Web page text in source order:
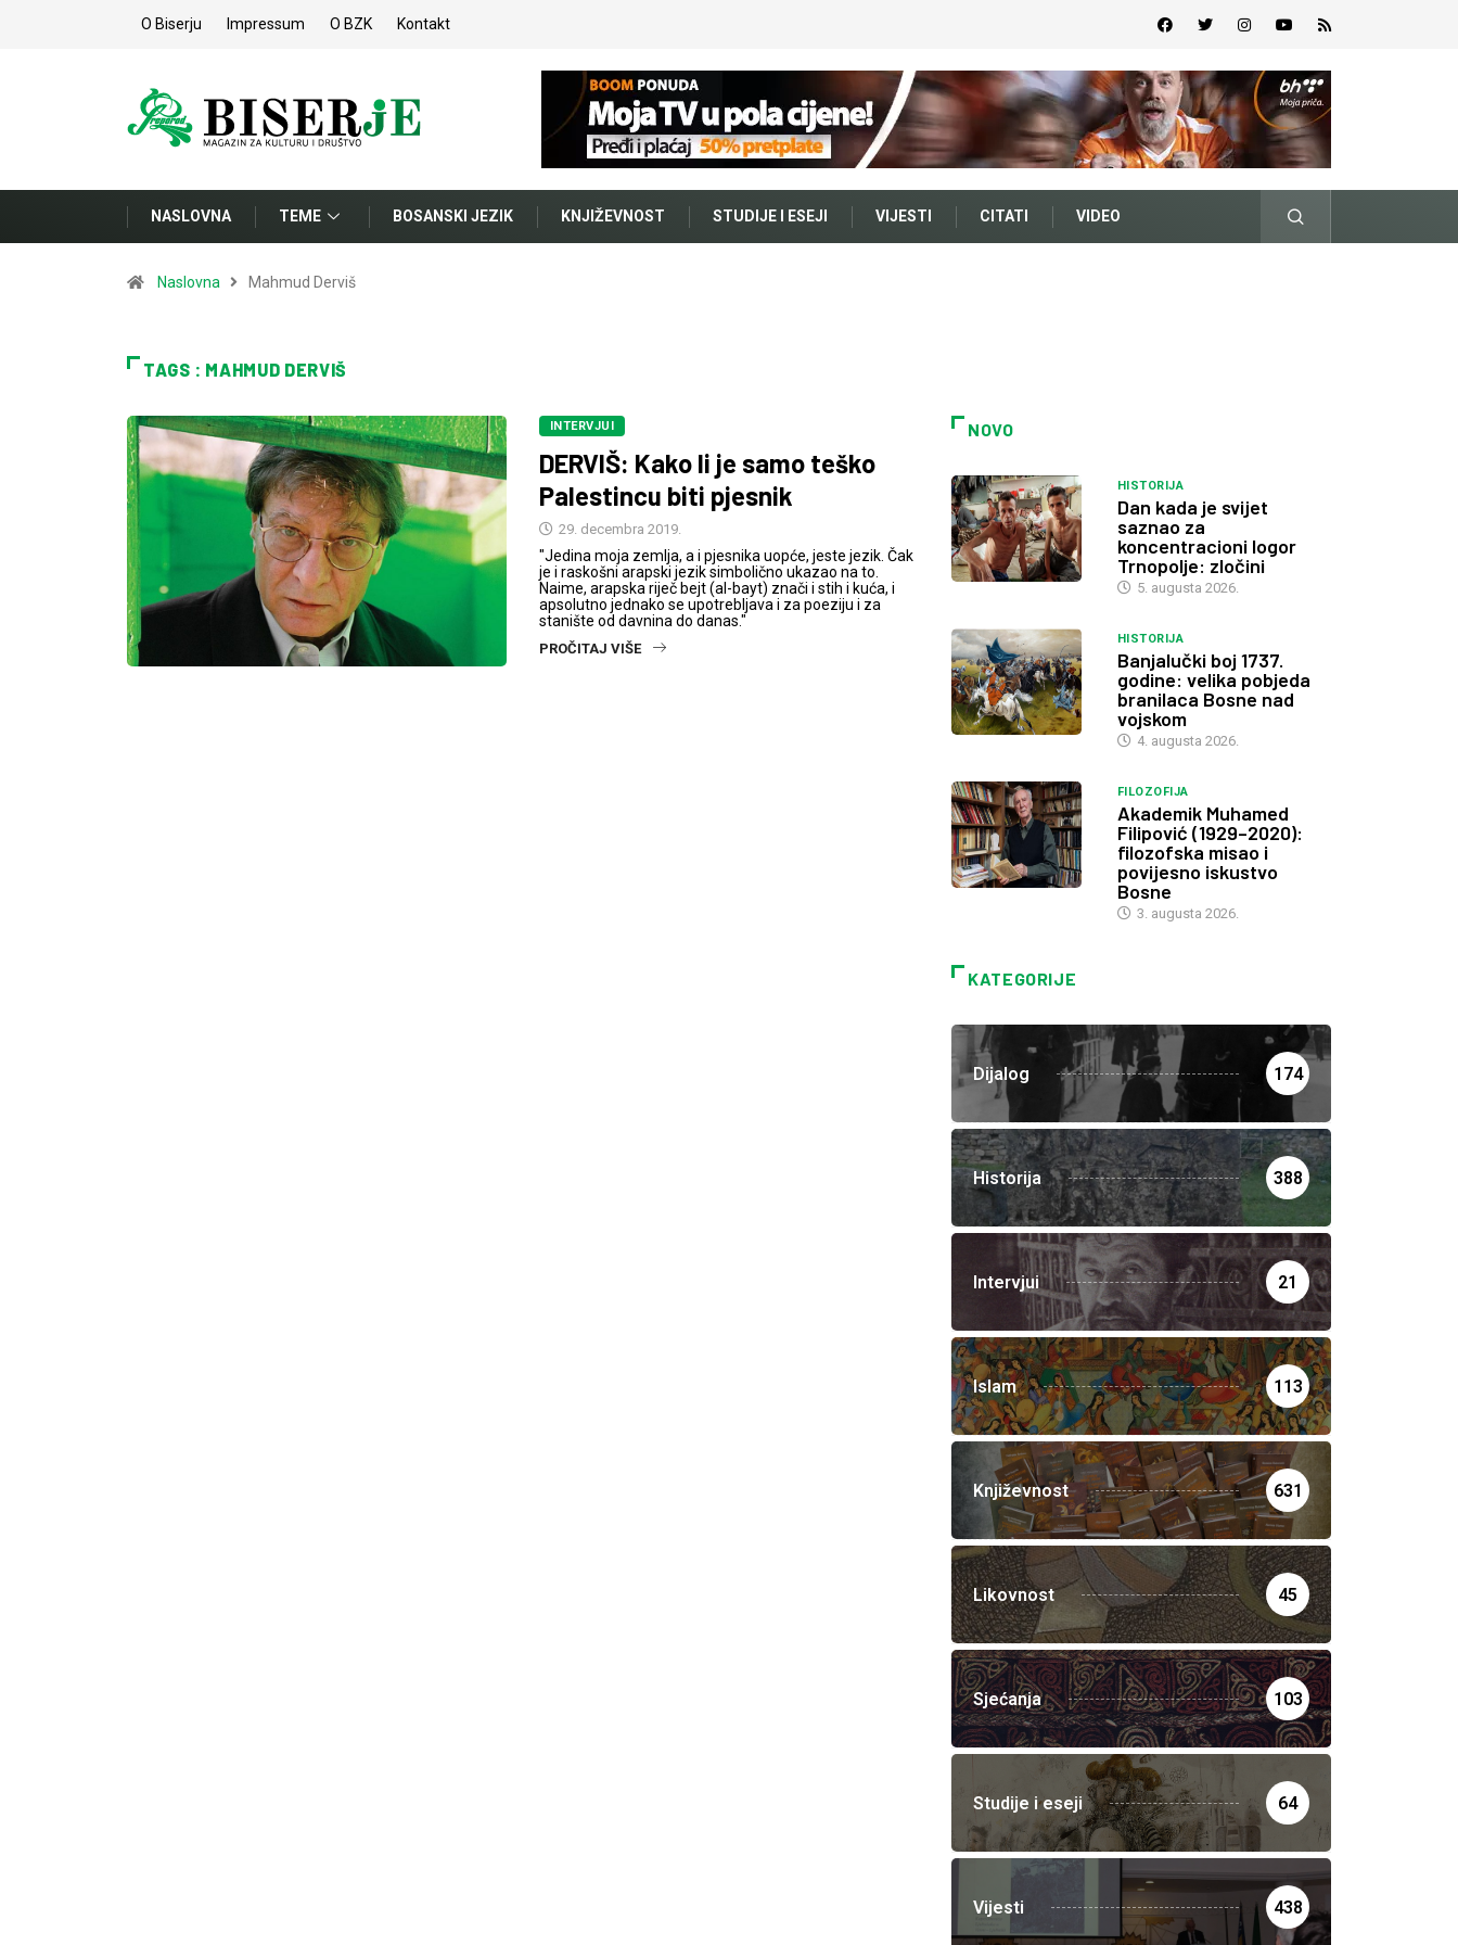
O Biserju Impressum O BZK Kontakt
NASLOVNA TEME BOSANSKI JEZIK KNJIŽEVNOST STUDIJE I ESEJI VIJESTI CITATI VIDEO
Naslovna Mahmud Derviš
TAGS : MAHMUD DERVIŠ
INTERVJUI
DERVIŠ: Kako li je samo teško
Palestincu biti pjesnik
29. decembra 2019.
"Jedina moja zemlja, a i pjesnika uopće, jeste jezik. Čak
je i raskošni arapski jezik simbolično ukazao na to.
Naime, arapska riječ bejt (al-bayt) znači i stih i kuća, i
apsolutno jednako se upotrebljava i za poeziju i za
stanište od davnina do danas."
PROČITAJ VIŠE
NOVO
HISTORIJA
Dan kada je svijet
saznao za
koncentracioni logor
Trnopolje: zločini
5. augusta 2026.
HISTORIJA
Banjalučki boj 1737.
godine: velika pobjeda
branilaca Bosne nad
vojskom
4. augusta 2026.
FILOZOFIJA
Akademik Muhamed
Filipović (1929–2020):
filozofska misao i
povijesno iskustvo
Bosne
3. augusta 2026.
KATEGORIJE
Dijalog 174
Historija 388
Intervjui 21
Islam 113
Književnost 631
Likovnost 45
Sjećanja 103
Studije i eseji 64
Vijesti 438